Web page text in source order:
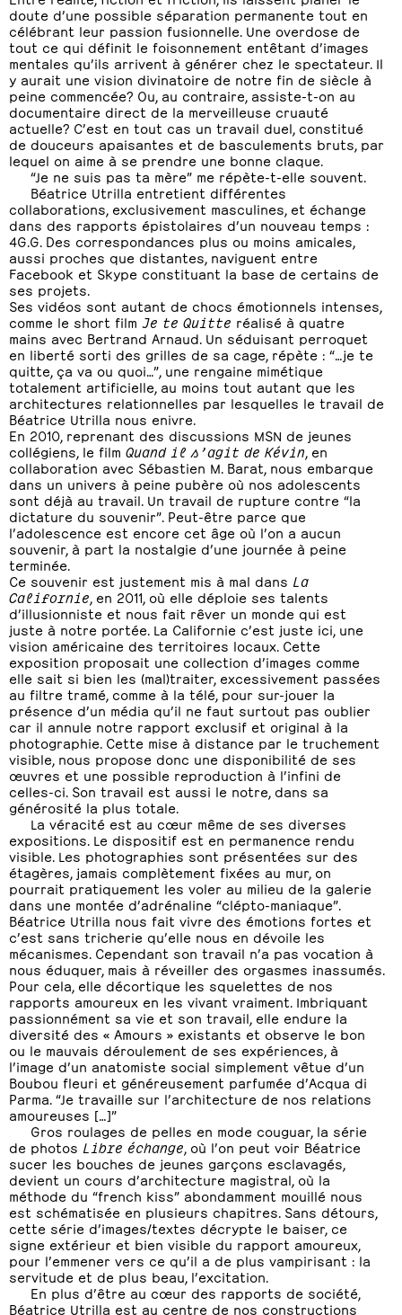
doute d’une possible séparation permanente tout en
célébrant leur passion fusionnelle. Une overdose de
tout ce qui définit le foisonnement entêtant d’images
mentales qu’ils arrivent à générer chez le spectateur. Il
y aurait une vision divinatoire de notre fin de siècle à
peine commencée? Ou, au contraire, assiste-t-on au
documentaire direct de la merveilleuse cruauté
actuelle? C’est en tout cas un travail duel, constitué
de douceurs apaisantes et de basculements bruts, par
lequel on aime à se prendre une bonne claque.
“Je ne suis pas ta mère” me répète-t-elle souvent.
Béatrice Utrilla entretient différentes
collaborations, exclusivement masculines, et échange
dans des rapports épistolaires d’un nouveau temps :
4G.G. Des correspondances plus ou moins amicales,
aussi proches que distantes, naviguent entre
Facebook et Skype constituant la base de certains de
ses projets.
Ses vidéos sont autant de chocs émotionnels intenses,
comme le short film Je te Quitte réalisé à quatre
mains avec Bertrand Arnaud. Un séduisant perroquet
en liberté sorti des grilles de sa cage, répète : “…je te
quitte, ça va ou quoi…”, une rengaine mimétique
totalement artificielle, au moins tout autant que les
architectures relationnelles par lesquelles le travail de
Béatrice Utrilla nous enivre.
En 2010, reprenant des discussions MSN de jeunes
collégiens, le film Quand il s’agit de Kévin , en
collaboration avec Sébastien M. Barat, nous embarque
dans un univers à peine pubère où nos adolescents
sont déjà au travail. Un travail de rupture contre “la
dictature du souvenir”. Peut-être parce que
l’adolescence est encore cet âge où l’on a aucun
souvenir, à part la nostalgie d’une journée à peine
terminée.
Ce souvenir est justement mis à mal dans La
Californie , en 2011, où elle déploie ses talents
d’illusionniste et nous fait rêver un monde qui est
juste à notre portée. La Californie c’est juste ici, une
vision américaine des territoires locaux. Cette
exposition proposait une collection d’images comme
elle sait si bien les (mal)traiter, excessivement passées
au filtre tramé, comme à la télé, pour sur-jouer la
présence d’un média qu’il ne faut surtout pas oublier
car il annule notre rapport exclusif et original à la
photographie. Cette mise à distance par le truchement
visible, nous propose donc une disponibilité de ses
œuvres et une possible reproduction à l’infini de
celles-ci. Son travail est aussi le notre, dans sa
générosité la plus totale.
La véracité est au cœur même de ses diverses
expositions. Le dispositif est en permanence rendu
visible. Les photographies sont présentées sur des
étagères, jamais complètement fixées au mur, on
pourrait pratiquement les voler au milieu de la galerie
dans une montée d’adrénaline “clépto-maniaque”.
Béatrice Utrilla nous fait vivre des émotions fortes et
c’est sans tricherie qu’elle nous en dévoile les
mécanismes. Cependant son travail n’a pas vocation à
nous éduquer, mais à réveiller des orgasmes inassumés.
Pour cela, elle décortique les squelettes de nos
rapports amoureux en les vivant vraiment. Imbriquant
passionnément sa vie et son travail, elle endure la
diversité des « Amours » existants et observe le bon
ou le mauvais déroulement de ses expériences, à
l’image d’un anatomiste social simplement vêtue d’un
Boubou fleuri et généreusement parfumée d’Acqua di
Parma. “Je travaille sur l’architecture de nos relations
amoureuses […]”
Gros roulages de pelles en mode couguar, la série
de photos Libre échange , où l’on peut voir Béatrice
sucer les bouches de jeunes garçons esclavagés,
devient un cours d’architecture magistral, où la
méthode du “french kiss” abondamment mouillé nous
est schématisée en plusieurs chapitres. Sans détours,
cette série d’images/textes décrypte le baiser, ce
signe extérieur et bien visible du rapport amoureux,
pour l’emmener vers ce qu’il a de plus vampirisant : la
servitude et de plus beau, l’excitation.
En plus d’être au cœur des rapports de société,
Béatrice Utrilla est au centre de nos constructions